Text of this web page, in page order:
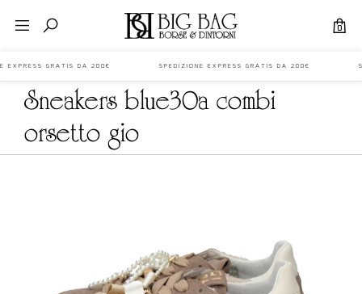
0
EXPRESS GRATIS DA 200€ SPEDIZIONE EXPRESS GRATIS DA 200€
sneakers blue30a combi
orsetto gio+